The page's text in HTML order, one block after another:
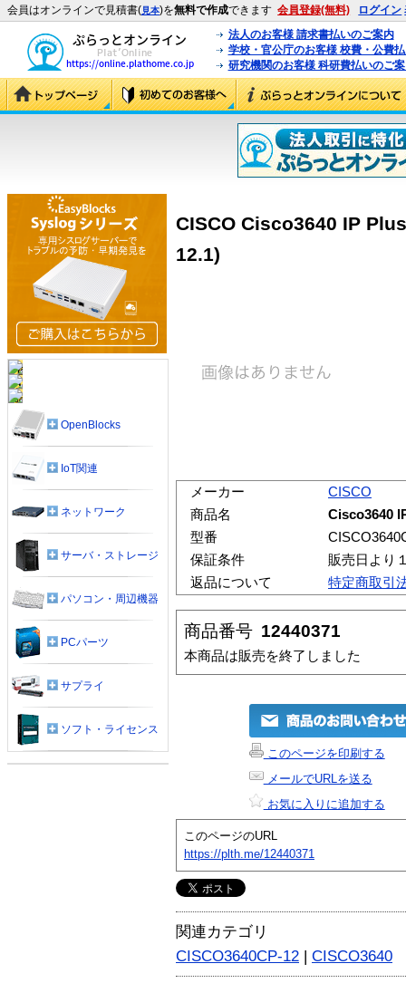
会員はオンラインで見積書(見本)を無料で作成できます 会員登録(無料) ログイン
法人のお客様 請求書払いのご案内
学校・官公庁のお客様 校費・公費
研究機関のお客様 科研費払いのご
CISCO Cisco3640 IP
12.1)
メーカー
CISCO
商品名
Cisco3640
型番
保証条件
販売日より
返品について
特定商取引
商品番号 12440371
本商品は販売を終了しました
このページを印刷する
メールでURLを送る
お気に入りに追加する
このページのURL
https://plth.me/12440371
関連カテゴリ
CISCO3640CP-12 | CISCO3640
OpenBlocks
IoT関連
ネットワーク
サーバ・ストレージ
パソコン・周辺機器
PCパーツ
サプライ
ソフト・ライセンス